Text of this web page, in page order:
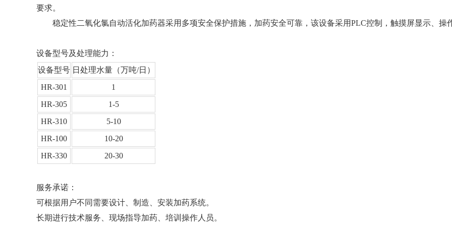
要求。
稳定性二氧化氯自动活化加药器采用多项安全保护措施，加药安全可靠，该设备采用PLC控制，触摸屏显示、操
设备型号及处理能力：
设备型号 日处理水量（万吨/日）
HR-301
1
HR-305
1-5
HR-310
5-10
HR-100
10-20
HR-330
20-30
服务承诺：
可根据用户不同需要设计、制造、安装加药系统。
长期进行技术服务、现场指导加药、培训操作人员。